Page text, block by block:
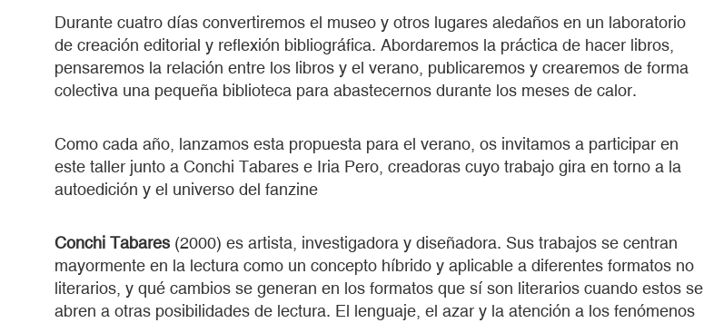
Durante cuatro días convertiremos el museo y otros lugares aledaños en un laboratorio
de creación editorial y reflexión bibliográfica. Abordaremos la práctica de hacer libros,
pensaremos la relación entre los libros y el verano, publicaremos y crearemos de forma
colectiva una pequeña biblioteca para abastecernos durante los meses de calor.
Como cada año, lanzamos esta propuesta para el verano, os invitamos a participar en
este taller junto a Conchi Tabares e Iria Pero, creadoras cuyo trabajo gira en torno a la
autoedición y el universo del fanzine
Conchi Tabares (2000) es artista, investigadora y diseñadora. Sus trabajos se centran
mayormente en la lectura como un concepto híbrido y aplicable a diferentes formatos no
literarios, y qué cambios se generan en los formatos que sí son literarios cuando estos se
abren a otras posibilidades de lectura. El lenguaje, el azar y la atención a los fenómenos